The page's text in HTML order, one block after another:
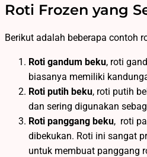
Roti Frozen yang
Berikut adalah beberapa contoh
Roti gandum beku, roti
biasanya memiliki
Roti putih beku, roti putih
dan sering digunakan
Roti panggang beku, roti
dibekukan. Roti ini sangat
untuk membuat panggang